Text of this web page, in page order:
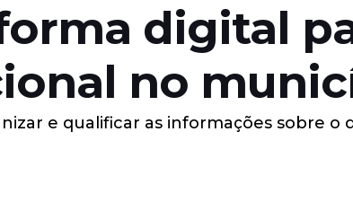
digital
no
e qualificar as informações sobre o